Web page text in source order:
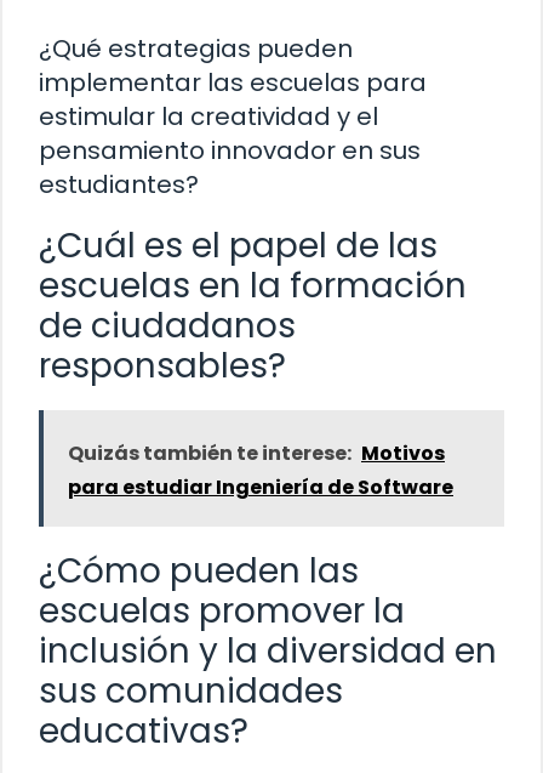
¿Qué estrategias pueden
implementar las escuelas para
estimular la creatividad y el
pensamiento innovador en sus
estudiantes?
¿Cuál es el papel de las
escuelas en la formación
de ciudadanos
responsables?
Quizás también te interese: Motivos
para estudiar Ingeniería de Software
¿Cómo pueden las
escuelas promover la
inclusión y la diversidad en
sus comunidades
educativas?